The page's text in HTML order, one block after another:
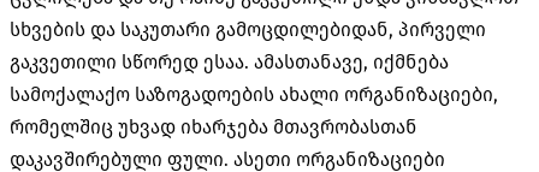
სხვების და საკუთარი გამოცდილებიდან, პირველი
გაკვეთილი სწორედ ესაა. ამასთანავე, იქმნება
სამოქალაქო საზოგადოების ახალი ორგანიზაციები,
რომელშიც უხვად იხარჯება მთავრობასთან
დაკავშირებული ფული. ასეთი ორგანიზაციები